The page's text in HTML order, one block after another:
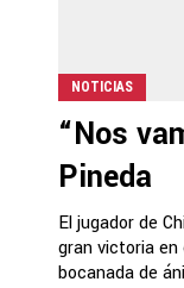
NOTICIAS
“Nos
Pineda
El jugador de
gran victoria
bocanada de